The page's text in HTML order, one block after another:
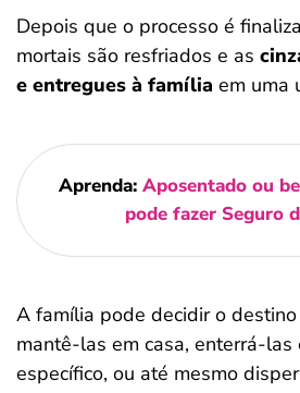
Depois que o processo é
mortais são resfriados e as
e entregues à família em uma
Aprenda: Aposentado ou
pode fazer Seguro
A família pode decidir o destino
mantê-las em casa, enterrá-las
específico, ou até mesmo